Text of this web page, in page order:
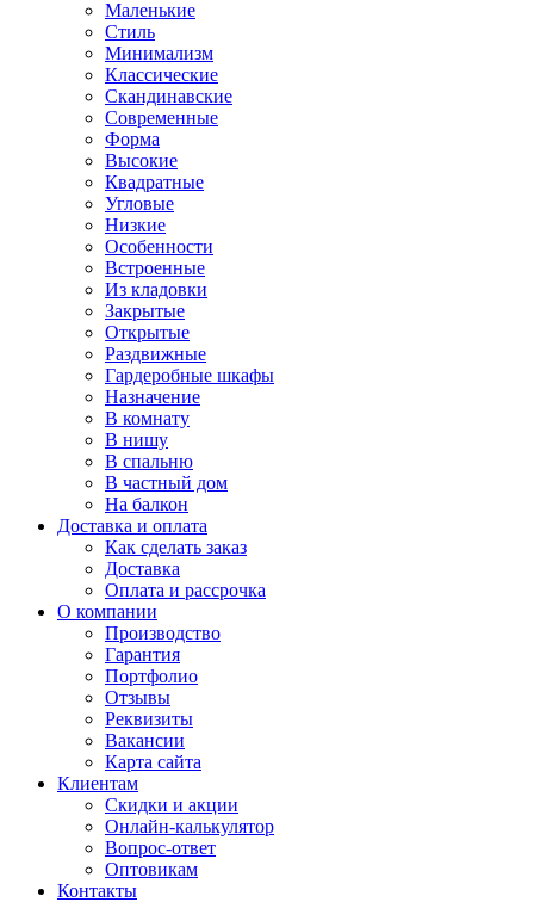
Маленькие
Стиль
Минимализм
Классические
Скандинавские
Современные
Форма
Высокие
Квадратные
Угловые
Низкие
Особенности
Встроенные
Из кладовки
Закрытые
Открытые
Раздвижные
Гардеробные шкафы
Назначение
В комнату
В нишу
В спальню
В частный дом
На балкон
Доставка и оплата
Как сделать заказ
Доставка
Оплата и рассрочка
О компании
Производство
Гарантия
Портфолио
Отзывы
Реквизиты
Вакансии
Карта сайта
Клиентам
Скидки и акции
Онлайн-калькулятор
Вопрос-ответ
Оптовикам
Контакты